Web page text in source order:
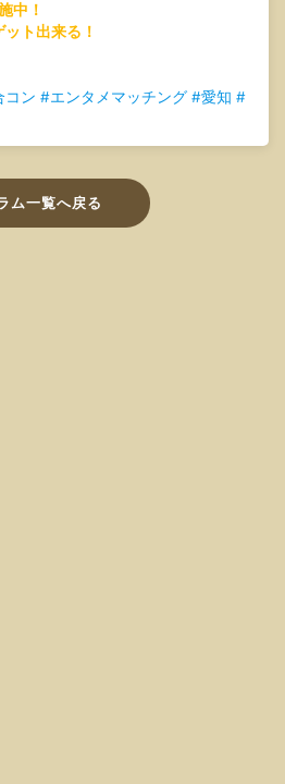
中！
ト出来る！
ン #エンタメマッチング #愛知 #
ム一覧へ戻る